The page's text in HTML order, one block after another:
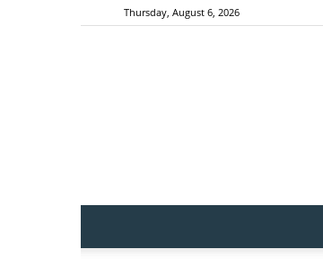
Thursday, August 6, 2026